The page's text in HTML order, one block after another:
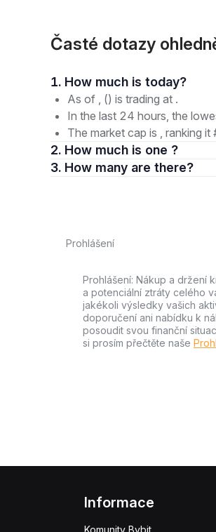
Časté dotazy
1. How much is today?
As of , () is trading at .
In the last 24 hours, the
The market cap is , ranking
2. How much is one ?
3. How many are there?
Prohlášení
Prohlášení: Nákup a držení
a potenciální ztráty celého
jakékoli výsledky vašich
doporučení ani nabídku k
posoudit svou finanční
si prosím přečtěte naše
Informace
Komunity Bybit